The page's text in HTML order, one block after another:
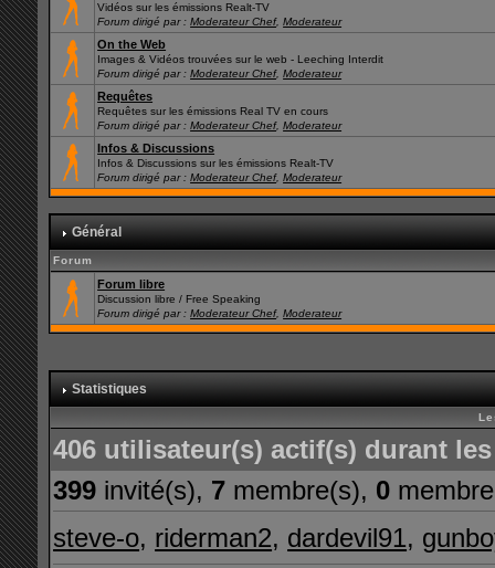
Vidéos sur les émissions Realt-TV
Forum dirigé par :Moderateur Chef,Moderateur
On the Web
Images & Vidéos trouvées sur le web - Leeching Interdit
Forum dirigé par :Moderateur Chef,Moderateur
Requêtes
Requêtes sur les émissions Real TV en cours
Forum dirigé par :Moderateur Chef,Moderateur
Infos & Discussions
Infos & Discussions sur les émissions Realt-TV
Forum dirigé par :Moderateur Chef,Moderateur
Général
Forum
Forum libre
Discussion libre / Free Speaking
Forum dirigé par :Moderateur Chef,Moderateur
Statistiques
406 utilisateur(s) actif(s) durant
399 invité(s), 7 membre(s), 0
steve-o, riderman2, dardevil91,